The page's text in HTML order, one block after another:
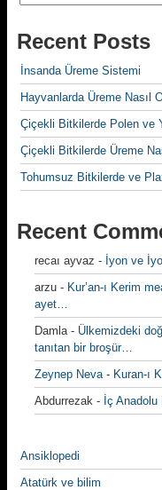
Recent Posts
İnsanda Üreme Sistemi
Hayvanlarda Üreme Nasıl
Çiçekli Bitkilerde Polen ve
Çiçekli Bitkilerde Üreme
Tohumsuz Bitkilerde ve
Recent
recaı ayvaz - İyon ve
arzu - Kur’an-ı Kerim
ayet…
Damla- Ülkemizdeki
tanıtan bir broşür…
Zeynep Neva- Kuran-ı
Abdurrezak - İç Anadolu
Ansiklopedi
Atatürk ve bilim